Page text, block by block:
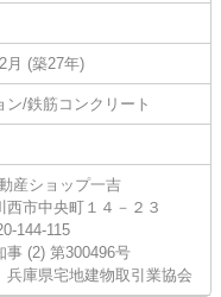
月 (築27年)
ン/鉄筋コンクリート
産ショップ一吉
西市中央町１４－２３
144-115
事 (2) 第300496号
兵庫県宅地建物取引業協会